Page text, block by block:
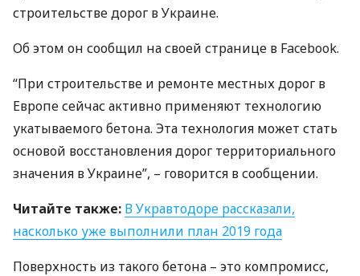
строительстве дорог в Украине.
Об этом он сообщил на своей странице в Facebook.
“При строительстве и ремонте местных дорог в
Европе сейчас активно применяют технологию
укатываемого бетона. Эта технология может стать
основой восстановления дорог территориального
значения в Украине”, – говорится в сообщении.
Читайте также: В Укравтодоре рассказали,
насколько уже выполнили план 2019 года
Поверхность из такого бетона – это компромисс,